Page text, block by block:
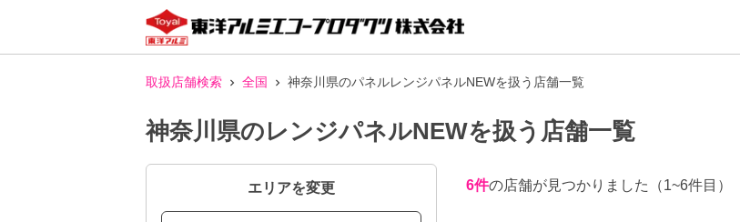
取扱店舗検索 全国 神奈川県のパネルレンジパネルNEWを扱う店舗一覧
神奈川県のレンジパネルNEWを扱う店舗一覧
エリアを変更 6件の店舗が見つかりました （1~6件目）